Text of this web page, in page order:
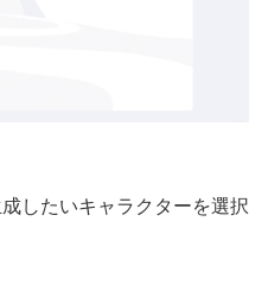
したいキャラクターを選択